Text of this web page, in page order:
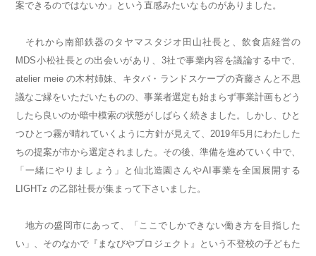
案できるのではないか」という直感みたいなものがありました。
それから南部鉄器のタヤマスタジオ田山社長と、飲食店経営の
MDS小松社長との出会いがあり、3社で事業内容を議論する中で、
atelier meie の木村姉妹、キタバ・ランドスケープの斉藤さんと不思
議なご縁をいただいたものの、事業者選定も始まらず事業計画もどう
したら良いのか暗中模索の状態がしばらく続きました。しかし、ひと
つひとつ霧が晴れていくように方針が見えて、2019年5月にわたした
ちの提案が市から選定されました。その後、準備を進めていく中で、
「一緒にやりましょう」と仙北造園さんやAI事業を全国展開する
LIGHTz の乙部社長が集まって下さいました。
地方の盛岡市にあって、「ここでしかできない働き方を目指した
い」、そのなかで『まなびやプロジェクト』という不登校の子どもた